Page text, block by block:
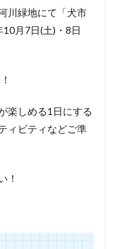
川緑地にて「犬市
月7日(土)・8日
楽しめる1日にする
ィビティなどご準
！